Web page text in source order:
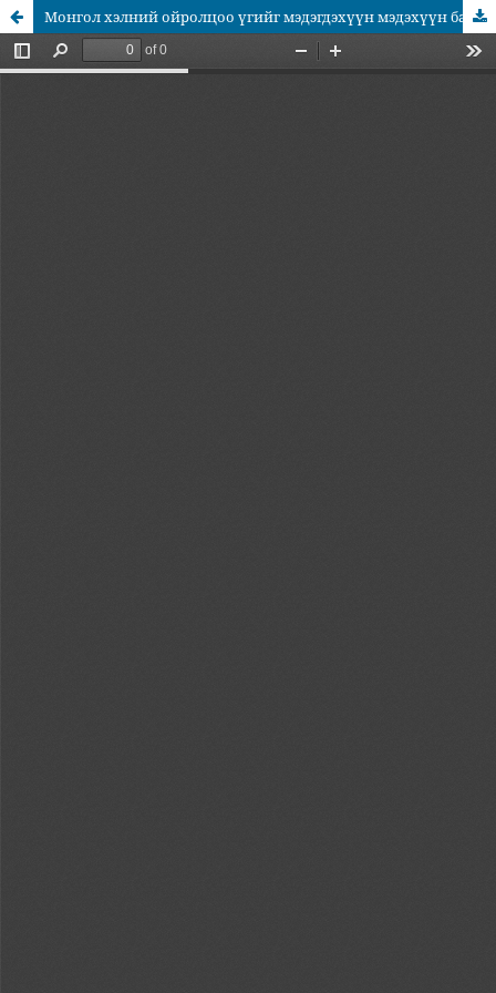
Монгол хэлний ойролцоо үгийг мэдэгдэхүүн мэдэхүүн ба хэлэгдэхүүн хэлэхүүний талаас үзэх нь